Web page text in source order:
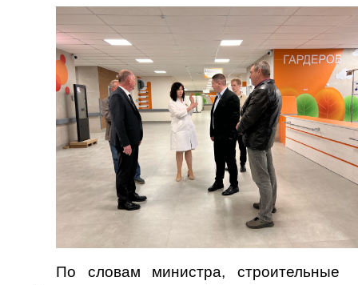
По словам министра, строительные